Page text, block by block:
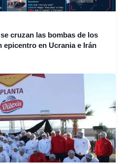
cruzan las bombas de los
en Ucrania e Irán